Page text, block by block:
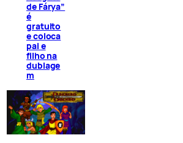
de Fárya”
é
gratuito
e coloca
pai e
filho na
dublage
m